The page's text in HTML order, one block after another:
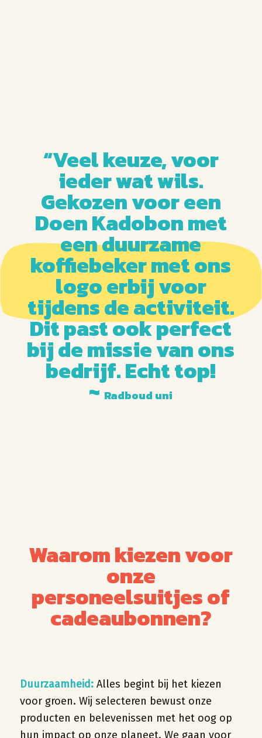
“Veel keuze, voor
ieder wat wils.
Gekozen voor een
Doen Kadobon met
een duurzame
koffiebeker met ons
logo erbij voor
tijdens de activiteit.
Dit past ook perfect
bij de missie van ons
bedrijf. Echt top!
~Radboud uni
Waarom kiezen voor
onze
personeelsuitjes of
cadeaubonnen?
Duurzaamheid:Alles begint bij het kiezen
voor groen. Wij selecteren bewust onze
producten en belevenissen met het oog op
hun impact op onze planeet. We gaan voor